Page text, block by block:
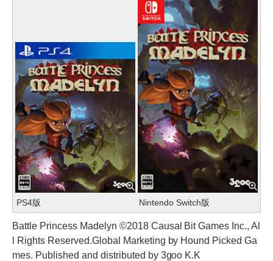
PS4版 Nintendo Switch版
Battle Princess Madelyn ©2018 Causal Bit Games Inc., Al
l Rights Reserved.Global Marketing by Hound Picked Ga
mes. Published and distributed by 3goo K.K